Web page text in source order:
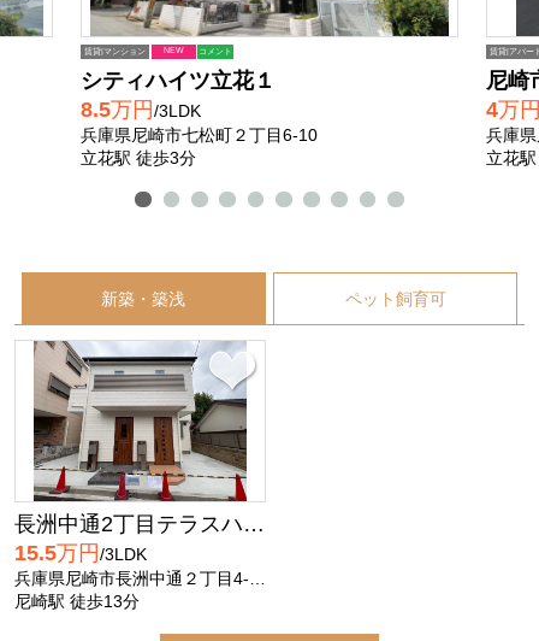
賃貸|マンション NEW コメント
シティハイツ立花１
8.5万円/3LDK
兵庫県尼崎市七松町２丁目6-10
立花駅 徒歩3分
賃貸|アパー
尼崎
4万
兵庫
立花
新築・築浅 ペット飼育可
長洲中通2丁目テラスハウス
15.5万円/3LDK
尼崎駅 徒歩13分